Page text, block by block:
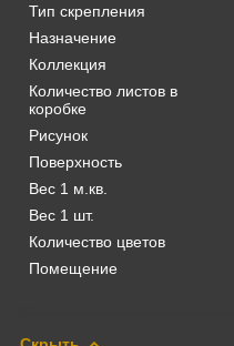
Тип скрепления
Назначение
Коллекция
Количество листов в
коробке
Рисунок
Поверхность
Вес 1 м.кв.
Вес 1 шт.
Количество цветов
Помещение